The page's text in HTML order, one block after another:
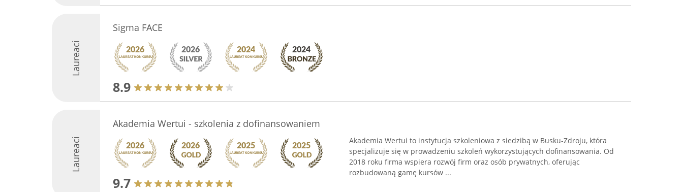
Laureaci
Sigma FACE
8.9
Laureaci
Akademia Wertui - szkolenia z dofinansowaniem
9.7
Akademia Wertui to instytucja szkoleniowa z siedzibą w Busku-Zdroju, która
specjalizuje się w prowadzeniu szkoleń wykorzystujących dofinansowania. Od
2018 roku firma wspiera rozwój firm oraz osób prywatnych, oferując
rozbudowaną gamę kursów ...